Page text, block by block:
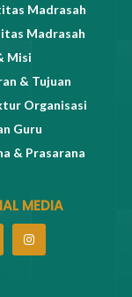
Madrasah
Madrasah
Misi
& Tujuan
Organisasi
Guru
& Prasarana
MEDIA